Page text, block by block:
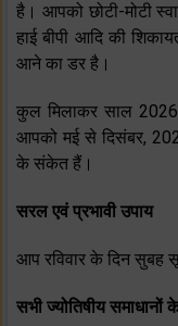
है। आपको छोटी-मोटी
हाई बीपी आदि की
आने का डर है।
कुल मिलाकर साल 2026
आपको मई से दिसंबर,
के संकेत हैं।
सरल एवं प्रभावी उपाय
आप रविवार के दिन सुबह
सभी ज्योतिषीय